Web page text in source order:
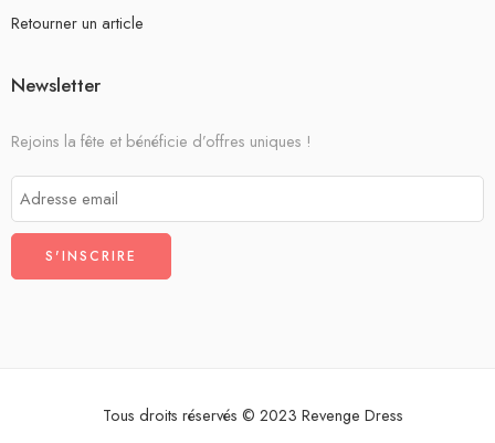
Retourner un article
Newsletter
Rejoins la fête et bénéficie d’offres uniques !
Tous droits réservés © 2023 Revenge Dress